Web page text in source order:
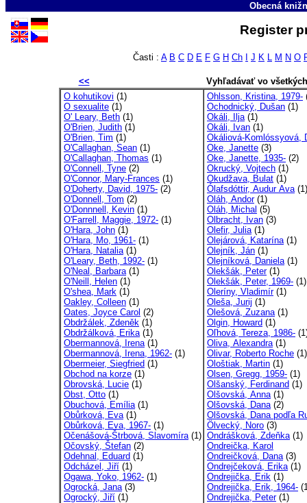
Obecná
Register
Časti : A B C D E F G H Ch J K L M N O
<<
Vyhľadávať vo
O kohutikovi (1)
O sexualite (1)
O' Leary, Beth (1)
O'Brien, Judith (1)
O'Brien, Tim (1)
O'Callaghan, Sean (1)
O'Callaghan, Thomas (1)
O'Connell, Tyne (2)
O'Connor, Mary-Frances (1)
O'Doherty, David, 1975- (2)
O'Donnell, Tom (2)
O'Donnnell, Kevin (1)
O'Farrell, Maggie, 1972- (1)
O'Hara, John (1)
O'Hara, Mo, 1961- (1)
O'Hara, Natalia(1)
O'Leary, Beth, 1992- (1)
O'Neal, Barbara(1)
O'Neill, Helen (1)
O'shea, Mark (1)
Oakley, Colleen (1)
Oates, Joyce Carol (2)
Obdržálek, Zdeněk (1)
Obdržálková, Erika(1)
Obermannová, Irena(1)
Obermannová, Irena, 1962- (1)
Obermeier, Siegfried (1)
Obchod na korze (1)
Obrovská, Lucie (1)
Obst, Otto (1)
Obuchová, Emília(1)
Obůrková, Eva(1)
Obůrková, Eva, 1967- (1)
Očenášová-Štrbová, Slavomíra(1)
Očovský, Štefan (2)
Odehnal, Eduard (1)
Odcházel, Jiří (1)
Ogawa, Yoko, 1962- (1)
Ogrocká, Jana(3)
Ogrocký, Jiří (1)
Ohlsson, Kristina, 1979-
Ochodnický, Dušan (1)
Okáli, Ilja(1)
Okáli, Ivan (1)
Okáliová-Komlóssyová,
Oke, Janette (3)
Oke, Janette, 1935- (2)
Okrucký, Vojtech (1)
Okudžava, Bulat (1)
Ólafsdóttir, Audur Ava(1)
Oláh, Andor(1)
Oláh, Michal (5)
Olbracht, Ivan (3)
Olefir, Julia(1)
Olejárová, Katarína(1)
Olejník, Ján (1)
Olejníková, Daniela(1)
Olekšák, Peter(1)
Olekšák, Peter, 1969- (1)
Oleríny, Vladimír(1)
Oleša, Jurij (1)
Olešová, Zuzana(1)
Olgin, Howard (1)
Oľhová, Tereza, 1986-
Oliva, Alexandra(1)
Olivar, Roberto Roche (1)
Ološtiak, Martin (1)
Olsen, Gregg, 1959- (1)
Olšanský, Ferdinand (1)
Olšovská, Anna(1)
Olšovská, Dana(2)
Olšovská, Dana podľa
Ölvecký, Noro (3)
Ondrášková, Zdeňka(1)
Ondreička, Karol
Ondreičková, Dana(3)
Ondrejčeková, Erika(1)
Ondrejička, Erik (1)
Ondrejička, Erik, 1964-
Ondrejička, Peter(1)